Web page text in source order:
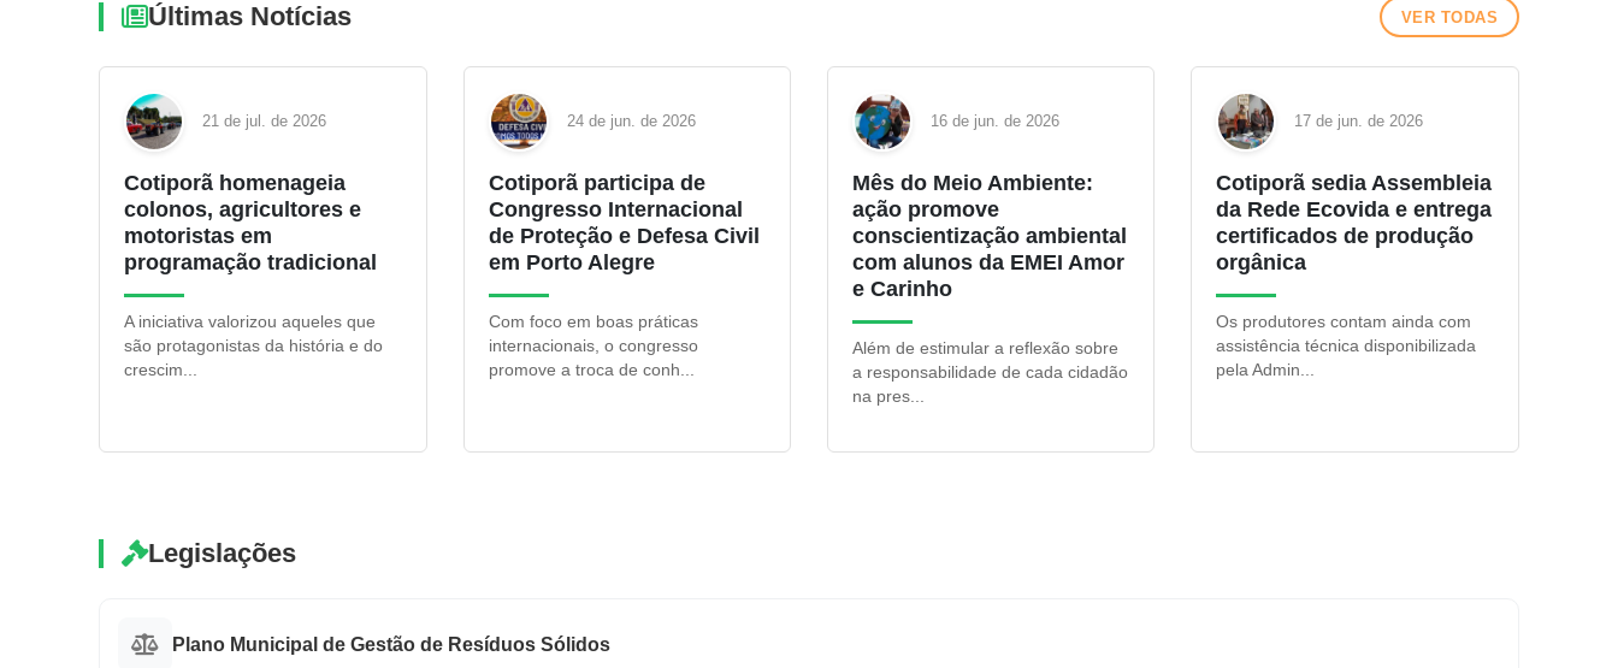
Últimas Notícias VER TODAS
21 de jul. de 2026
Cotiporã homenageia
colonos, agricultores e
motoristas em
programação tradicional
A iniciativa valorizou aqueles que
são protagonistas da história e do
crescim...
24 de jun. de 2026
Cotiporã participa de
Congresso Internacional
de Proteção e Defesa Civil
em Porto Alegre
Com foco em boas práticas
internacionais, o congresso
promove a troca de conh...
16 de jun. de 2026
Mês do Meio Ambiente:
ação promove
conscientização ambiental
com alunos da EMEI Amor
e Carinho
Além de estimular a reflexão sobre
a responsabilidade de cada cidadão
na pres...
17 de jun. de 2026
Cotiporã sedia Assembleia
da Rede Ecovida e entrega
certificados de produção
orgânica
Os produtores contam ainda com
assistência técnica disponibilizada
pela Admin...
Legislações
Plano Municipal de Gestão de Resíduos Sólidos